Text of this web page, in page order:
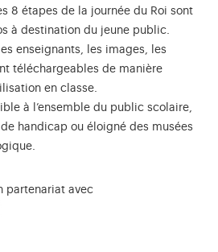
8 étapes de la journée du Roi sont
à destination du jeune public.
enseignants, les images, les
téléchargeables de manière
en classe.
à l’ensemble du public scolaire,
handicap ou éloigné des musées
partenariat avec